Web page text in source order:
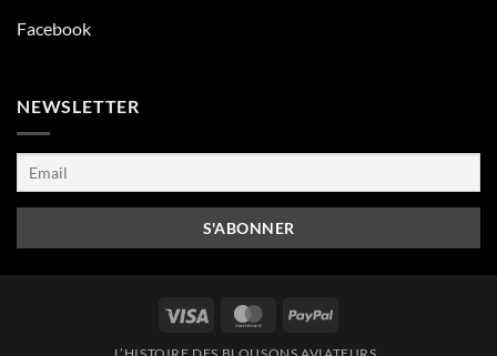
Facebook
NEWSLETTER
Visa MasterCardPayPal